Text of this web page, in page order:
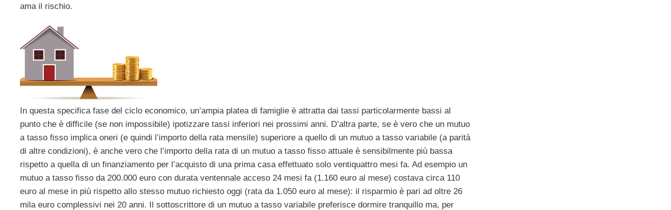
ama il rischio.
In questa specifica fase del ciclo economico, un’ampia platea di famiglie è attratta dai tassi particolarmente bassi al
punto che è difficile (se non impossibile) ipotizzare tassi inferiori nei prossimi anni. D’altra parte, se è vero che un mutuo
a tasso fisso implica oneri (e quindi l’importo della rata mensile) superiore a quello di un mutuo a tasso variabile (a parità
di altre condizioni), è anche vero che l’importo della rata di un mutuo a tasso fisso attuale è sensibilmente più bassa
rispetto a quella di un finanziamento per l’acquisto di una prima casa effettuato solo ventiquattro mesi fa. Ad esempio un
mutuo a tasso fisso da 200.000 euro con durata ventennale acceso 24 mesi fa (1.160 euro al mese) costava circa 110
euro al mese in più rispetto allo stesso mutuo richiesto oggi (rata da 1.050 euro al mese): il risparmio è pari ad oltre 26
mila euro complessivi nei 20 anni. Il sottoscrittore di un mutuo a tasso variabile preferisce dormire tranquillo ma, per